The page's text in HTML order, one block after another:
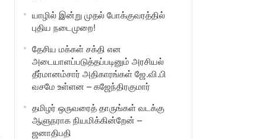
யாழில் இன்று முதல் போக்குவரத்தில்
புதிய நடைமுறை!
தேசிய மக்கள் சக்தி என
அடையாளப்படுத்தப்படினும் அரசியல்
தீர்மானம்சார் அதிகாரங்கள் ஜே.வி.பி
வசமே உள்ளன – கஜேந்திரகுமார்
தமிழர் ஒருவரைத் தாருங்கள் வடக்கு
ஆளுநராக நியமிக்கின்றேன் –
ஜனாதிபதி